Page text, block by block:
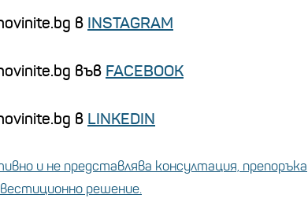
в INSTAGRAM
във FACEBOOK
в LINKEDIN
и не представлява консултация, препоръка
решение.